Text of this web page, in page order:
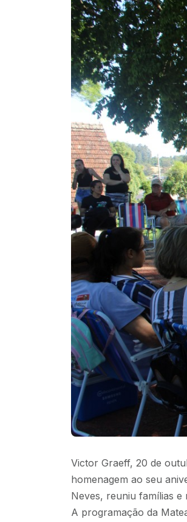
Victor Graeff, 20 de
homenagem ao seu
Neves, reuniu famílias e
A programação da